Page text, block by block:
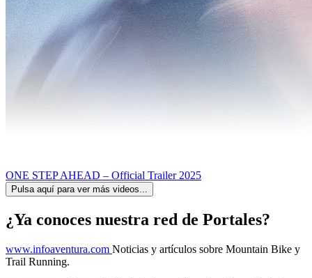
ONE STEP AHEAD – Official Trailer 2025
Pulsa aquí para ver más videos...
¿Ya conoces nuestra red de Portales?
www.infoaventura.com Noticias y artículos sobre Mountain Bike y
Trail Running.